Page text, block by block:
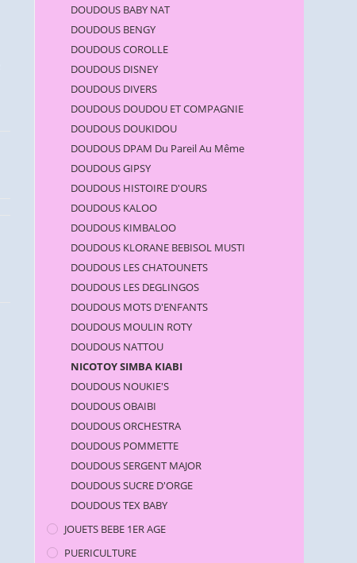
DOUDOUS BABY NAT
DOUDOUS BENGY
DOUDOUS COROLLE
DOUDOUS DISNEY
DOUDOUS DIVERS
DOUDOUS DOUDOU ET COMPAGNIE
DOUDOUS DOUKIDOU
DOUDOUS DPAM Du Pareil Au Même
DOUDOUS GIPSY
DOUDOUS HISTOIRE D'OURS
DOUDOUS KALOO
DOUDOUS KIMBALOO
DOUDOUS KLORANE BEBISOL MUSTI
DOUDOUS LES CHATOUNETS
DOUDOUS LES DEGLINGOS
DOUDOUS MOTS D'ENFANTS
DOUDOUS MOULIN ROTY
DOUDOUS NATTOU
NICOTOY SIMBA KIABI
DOUDOUS NOUKIE'S
DOUDOUS OBAIBI
DOUDOUS ORCHESTRA
DOUDOUS POMMETTE
DOUDOUS SERGENT MAJOR
DOUDOUS SUCRE D'ORGE
DOUDOUS TEX BABY
JOUETS BEBE 1ER AGE
PUERICULTURE